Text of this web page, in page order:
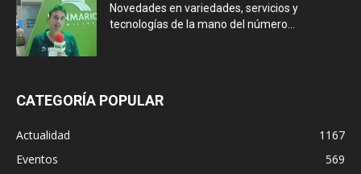
Novedades en variedades, servicios y
tecnologías de la mano del número...
CATEGORÍA POPULAR
Actualidad
1167
Eventos
569